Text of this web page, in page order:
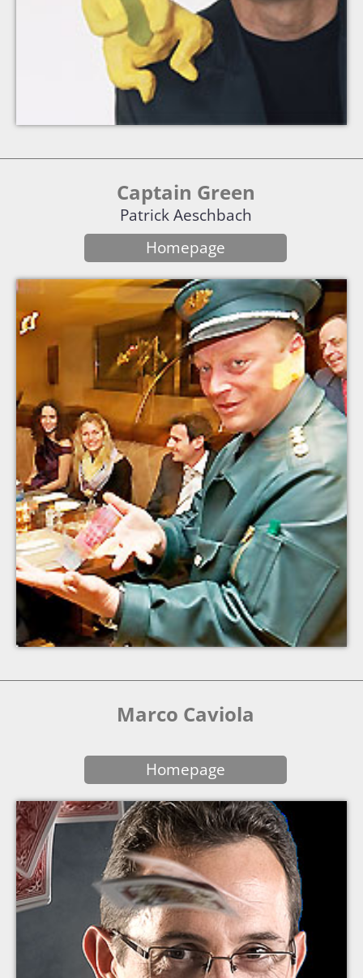
Captain Green
Patrick Aeschbach
Homepage
Marco Caviola
Homepage